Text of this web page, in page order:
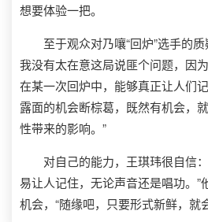
想要体验一把。
至于观众对乃嚷“回炉”选手的质
我没有太在意这局说匪个问题，因
在某一次回炉中，能够真正让人们
露面的机会断棕葛，既然有机会，
性带来的影响。”
对自己的能力，王琪玮很自信：
易让人记住，无论声音还是唱功。”
机会，“随缘吧，只要形式新鲜，就